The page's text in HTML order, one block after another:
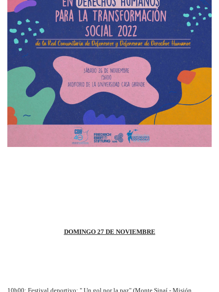
DOMINGO 27 DE NOVIEMBRE
10h00: Festival deportivo: " Un gol por la paz" (Monte Sinaí - Misión